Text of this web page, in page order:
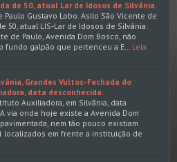
de 50, atual Lar de Idosos de Silvânia.
Paulo Gustavo Lobo. Asilo São Vicente de
50, atual LIS-Lar de Idosos de Silvânia.
de Paulo, Avenida Dom Bosco, não
fundo galpão que pertenceu a E…
Leia
Grandes Vultos-Fachada do
data desconhecida.
Auxiliadora, em Silvânia, data
via onde hoje existe a Avenida Dom
nem tão pouco existiam
localizados em frente a instituição de